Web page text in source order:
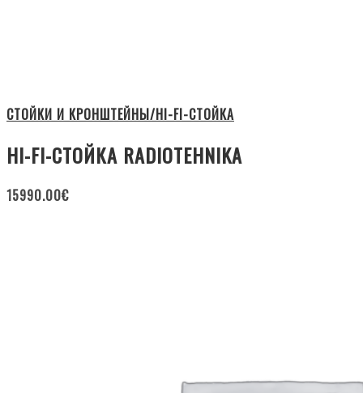
СТОЙКИ И КРОНШТЕЙНЫ/HI-FI-СТОЙКА
HI-FI-СТОЙКА RADIOTEHNIKA
15990.00€